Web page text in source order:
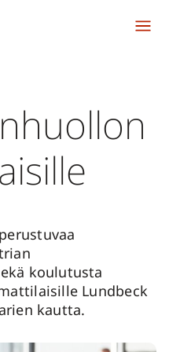
koulutusta
Lundbeck
kautta.